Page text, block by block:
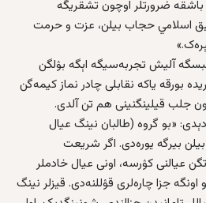
ضرورتلر اوچون تشقریگه
اسلامي حجاب بیلن، عزت و حرمت
آلیش تجربه‌سیگه اېگه‌ بۉلگن
بورقه یاکه نقابلی چادر نماز کيمه‌گن
جلب قیلینگنینی هم تن آلدی.
«بو گروه (طالبان نینگ عیال
بیرگه‌ یوره‌دی. اگر شریعت
عیالنی کۉرسه، اونی عیال خادملر
جزا چاره‌لری قۉللنه‌دی. قیزلر نینگ